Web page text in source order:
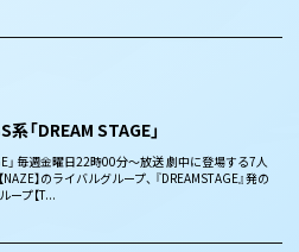
系「DREAM STAGE」
」 毎週金曜日22時00分～放送 劇中に登場する7人
】のライバルグループ、 『DREAMSTAGE』発の
ープ【T...